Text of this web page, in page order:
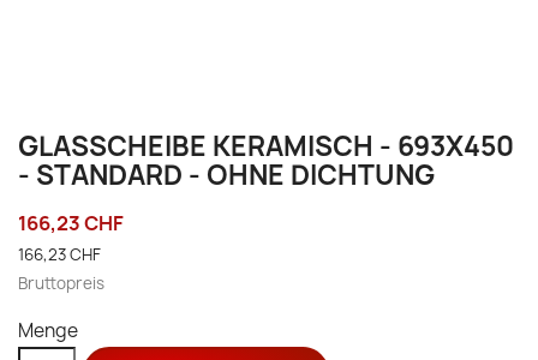
GLASSCHEIBE KERAMISCH - 693X450
- STANDARD - OHNE DICHTUNG
166,23 CHF
166,23 CHF
Bruttopreis
Menge